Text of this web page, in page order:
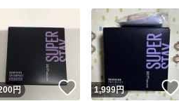
ユーザーの実
！
円 いいね！
1,999円